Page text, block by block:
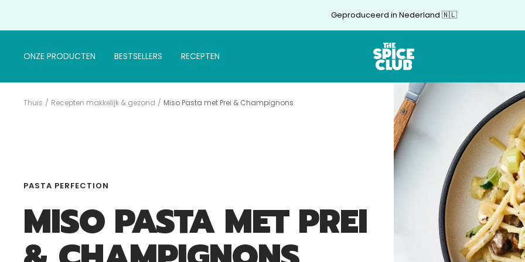
Geproduceerd in Nederland 🇳🇱
ONZE PRODUCTEN BESTSELLERS RECEPTEN
The
Spice
Thuis Recepten makkelijk & gezond Miso Pasta met Prei & Champignons
PASTA PERFECTION
MISO PASTA MET PREI